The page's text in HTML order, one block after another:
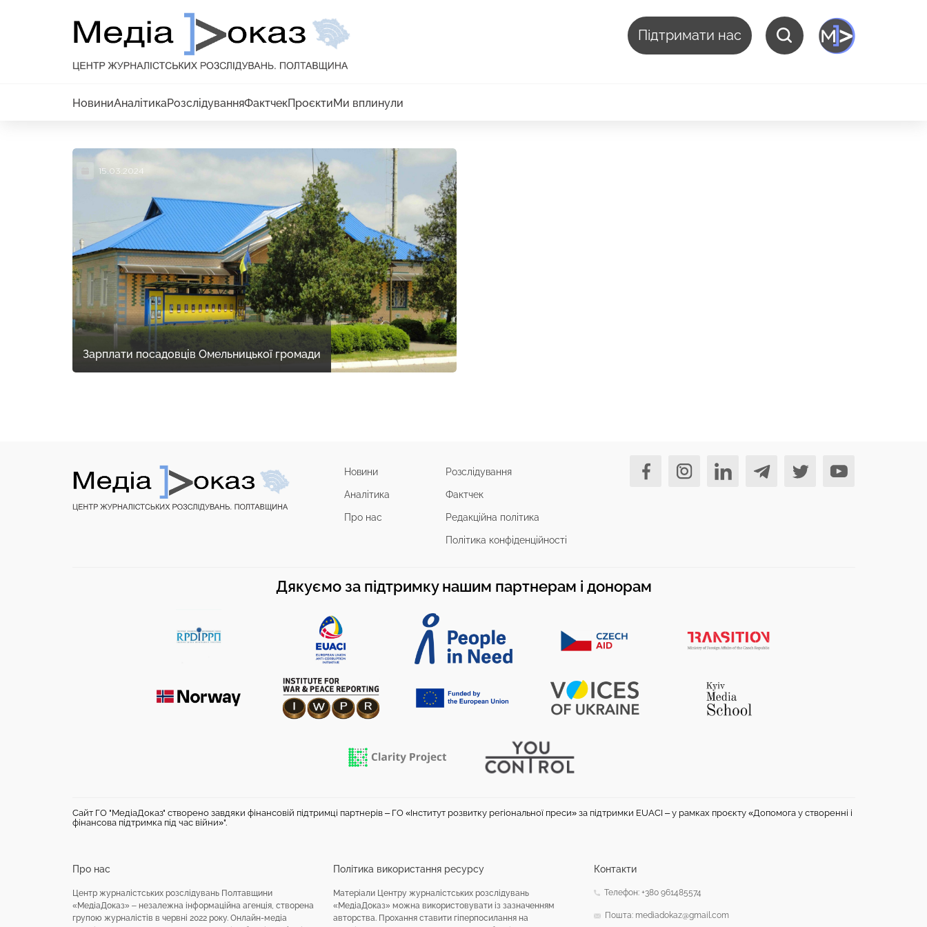
Підтримати нас
НовиниАналітикаРозслідуванняФактчекПроєктиМи вплинули
15.03.2024
Зарплати посадовців Омельницької громади
Новини
Аналітика
Про нас
Розслідування
Фактчек
Редакційна політика
Політика конфіденційності
Дякуємо за підтримку нашим партнерам і донорам
Сайт ГО "МедіаДоказ" створено завдяки фінансовій підтримці партнерів – ГО «Інститут розвитку регіональної преси» за підтримки EUACI – у рамках проєкту «Допомога у створенні і
фінансова підтримка під час війни»".
Про нас
Центр журналістських розслідувань Полтавщини
«МедіаДоказ» – незалежна інформаційна агенція, створена
групою журналістів в червні 2022 року. Онлайн-медіа
Політика використання ресурсу
Матеріали Центру журналістських розслідувань
«МедіаДоказ» можна використовувати із зазначенням
авторства. Прохання ставити гіперпосилання на
Контакти
Телефон: +380 961485574
Пошта: mediadokaz@gmail.com